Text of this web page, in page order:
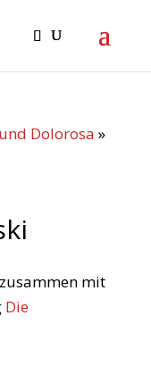
Dolorosa »
mit
Die